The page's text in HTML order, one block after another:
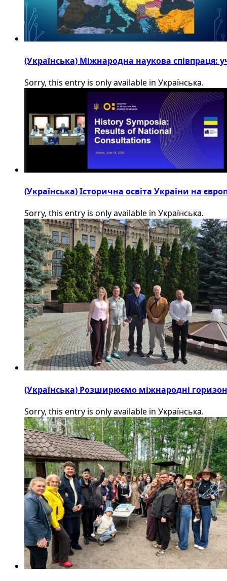
(Українська) Міжнародна наукова співпраця:
Sorry, this entry is only available in Українська.
(Українська) Історична освіта України на
Sorry, this entry is only available in Українська.
(Українська) Розширюємо міжнародні
Sorry, this entry is only available in Українська.